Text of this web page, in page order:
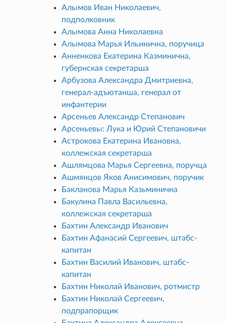
Алымов Иван Николаевич,
подполковник
Алымова Анна Николаевна
Алымова Марья Ильинична, поручица
Анненкова Екатерина Казминична,
губернская секретарша
Арбузова Александра Дмитриевна,
генерал-адъютанша, генерал от
инфантерии
Арсеньев Александр Степанович
Арсеньевы: Лука и Юрий Степановичи
Астрокова Екатерина Ивановна,
коллежская секретарша
Ашлямцова Марья Сергеевна, поручца
Ашмянцов Яков Анисимович, поручик
Бакланова Марья Казьминична
Бакулина Павла Васильевна,
коллежская секретарша
Бахтин Александр Иванович
Бахтин Афанасий Сергеевич, штабс-
капитан
Бахтин Василий Иванович, штабс-
капитан
Бахтин Николай Иванович, ротмистр
Бахтин Николай Сергеевич,
подпрапорщик